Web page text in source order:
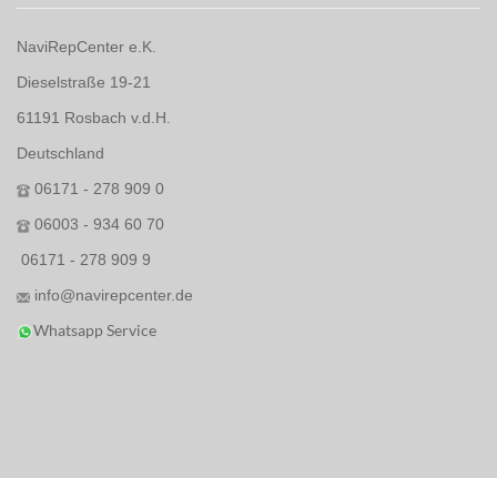
NaviRepCenter e.K.
Dieselstraße 19-21
61191 Rosbach v.d.H.
Deutschland
06171 - 278 909 0
06003 - 934 60 70
06171 - 278 909 9
info@navirepcenter.de
Whatsapp Service